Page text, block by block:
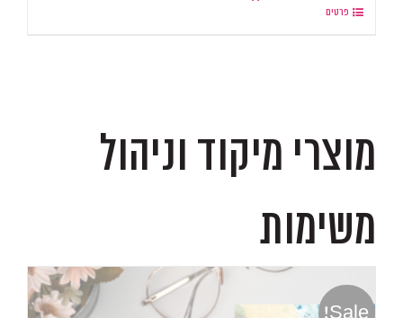
פרטים
מוצרי מיקוד וניהול
משימות
Sale!